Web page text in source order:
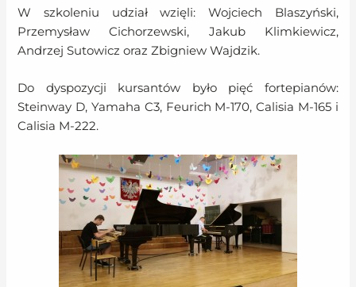
W szkoleniu udział wzięli: Wojciech Blaszyński,
Przemysław Cichorzewski, Jakub Klimkiewicz,
Andrzej Sutowicz oraz Zbigniew Wajdzik.
Do dyspozycji kursantów było pięć fortepianów:
Steinway D, Yamaha C3, Feurich M-170, Calisia M-165 i
Calisia M-222.